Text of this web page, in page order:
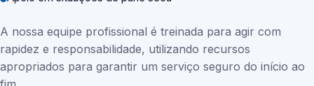
A nossa equipe profissional é treinada para agir com
rapidez e responsabilidade, utilizando recursos
apropriados para garantir um serviço seguro do início ao